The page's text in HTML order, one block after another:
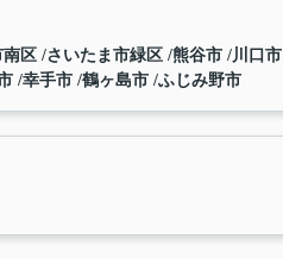
南区 さいたま市緑区 熊谷市 川口市
幸手市 鶴ヶ島市 ふじみ野市